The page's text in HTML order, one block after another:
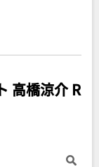
高橋涼介 R